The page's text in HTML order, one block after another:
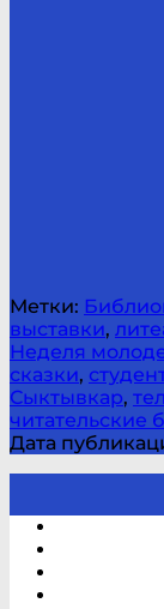
Метки:
выставки,
Неделя
сказки,
Сыктывкар,
читательские
Дата